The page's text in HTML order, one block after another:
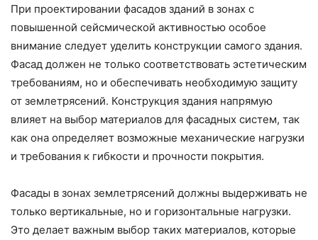
При проектировании фасадов зданий в зонах с
повышенной сейсмической активностью особое
внимание следует уделить конструкции самого здания.
Фасад должен не только соответствовать эстетическим
требованиям, но и обеспечивать необходимую защиту
от землетрясений. Конструкция здания напрямую
влияет на выбор материалов для фасадных систем, так
как она определяет возможные механические нагрузки
и требования к гибкости и прочности покрытия.
Фасады в зонах землетрясений должны выдерживать не
только вертикальные, но и горизонтальные нагрузки.
Это делает важным выбор таких материалов, которые